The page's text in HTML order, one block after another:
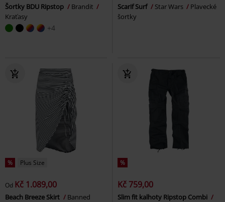
Šortky BDU Ripstop
Brandit
Kraťasy
+4
Scarif Surf Star Wars
Plavecké
šortky
% Plus Size
Od Kč 1.089,00
Beach Breeze Skirt
Banned
%
Kč 759,00
Slim fit kalhoty Ripstop Combi